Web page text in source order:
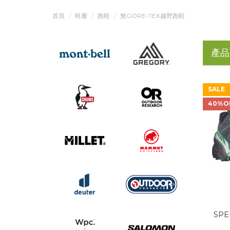
首頁 鞋履 跑鞋 無GORE-TEX越野跑鞋
產品
SALE